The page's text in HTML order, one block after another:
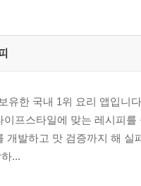
맛
유한 국내 1위 요리 앱입니
이프스타일에 맞는 레시피
개발하고 맛 검증까지 해
...